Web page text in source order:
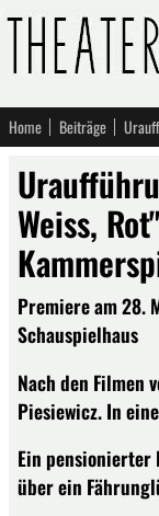
Home Beiträge
Weiss,
Premiere am 28.
Schauspielhaus
Nach den Filmen
Piesiewicz. In
Ein pensionierter
über ein